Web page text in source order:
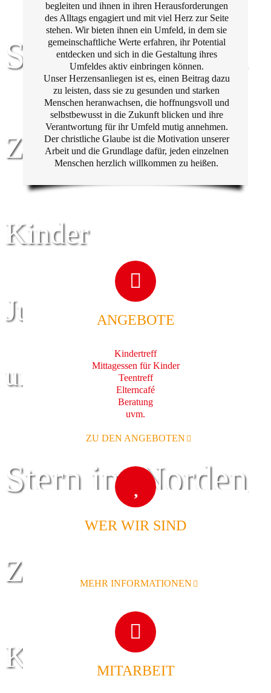
Stern im Norden
Zentrum für
Kinder
Jugend
und Familie
Stern im Norden
Zentrum für
Kinder
begleiten und ihnen in ihren Herausforderungen
des Alltags engagiert und mit viel Herz zur Seite
stehen. Wir bieten ihnen ein Umfeld, in dem sie
gemeinschaftliche Werte erfahren, ihr Potential
entdecken und sich in die Gestaltung ihres
Umfeldes aktiv einbringen können.
Unser Herzensanliegen ist es, einen Beitrag dazu
zu leisten, dass sie zu gesunden und starken
Menschen heranwachsen, die hoffnungsvoll und
selbstbewusst in die Zukunft blicken und ihre
Verantwortung für ihr Umfeld mutig annehmen.
Der christliche Glaube ist die Motivation unserer
Arbeit und die Grundlage dafür, jeden einzelnen
Menschen herzlich willkommen zu heißen.
ANGEBOTE
Kindertreff
Mittagessen für Kinder
Teentreff
Elterncafé
Beratung
uvm.
ZU DEN ANGEBOTEN
WER WIR SIND
MEHR INFORMATIONEN
MITARBEIT